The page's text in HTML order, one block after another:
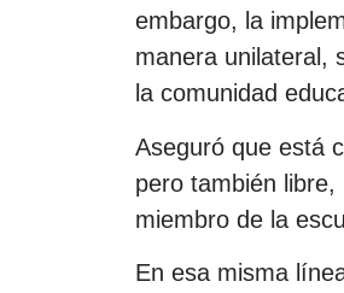
embargo, la
manera unilateral,
la comunidad
Aseguró que está
pero también
miembro de la
En esa misma